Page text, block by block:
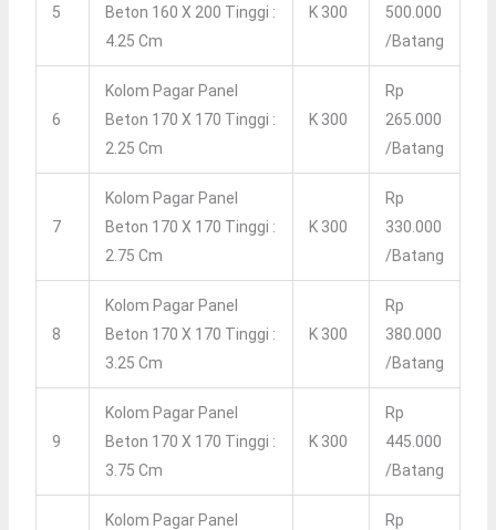
5
Beton 160 X 200 Tinggi :
4.25 Cm
K 300
500.000
/batang
6
Kolom Pagar Panel
Beton 170 X 170 Tinggi :
2.25 Cm
K 300
Rp
265.000
/batang
7
Kolom Pagar Panel
Beton 170 X 170 Tinggi :
2.75 Cm
K 300
Rp
330.000
/batang
8
Kolom Pagar Panel
Beton 170 X 170 Tinggi :
3.25 Cm
K 300
Rp
380.000
/batang
9
Kolom Pagar Panel
Beton 170 X 170 Tinggi :
3.75 Cm
K 300
Rp
445.000
/batang
Kolom Pagar Panel
Rp